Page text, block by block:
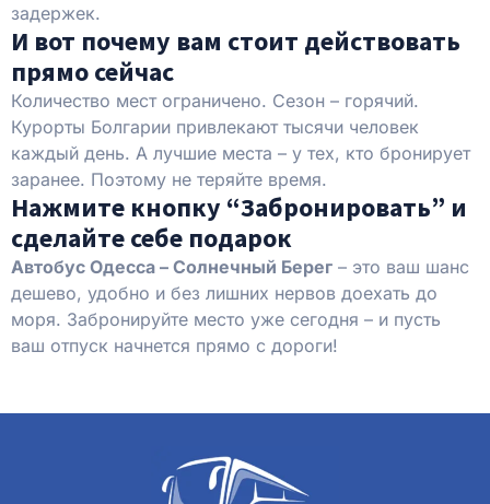
задержек.
И вот почему вам стоит действовать
прямо сейчас
Количество мест ограничено. Сезон – горячий.
Курорты Болгарии привлекают тысячи человек
каждый день. А лучшие места – у тех, кто бронирует
заранее. Поэтому не теряйте время.
Нажмите кнопку “Забронировать” и
сделайте себе подарок
Автобус Одесса – Солнечный Берег – это ваш шанс
дешево, удобно и без лишних нервов доехать до
моря. Забронируйте место уже сегодня – и пусть
ваш отпуск начнется прямо с дороги!